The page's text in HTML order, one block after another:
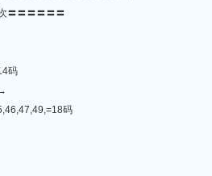
〓〓〓〓〓〓
码
码